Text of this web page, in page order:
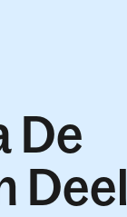
De
Deel